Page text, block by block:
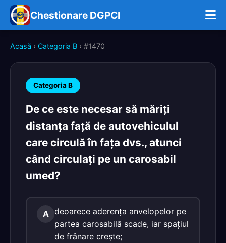
Chestionare DGPCI
Acasă › Categoria B › #1470
Categoria B
De ce este necesar să măriţi
distanţa faţă de autovehiculul
care circulă în faţa dvs., atunci
când circulaţi pe un carosabil
umed?
A deoarece aderenţa anvelopelor pe
partea carosabilă scade, iar spaţiul
de frânare creşte;